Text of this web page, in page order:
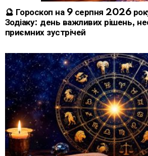
🔮 Гороскоп на 9 серпня 2026
Зодіаку: день важливих рішень,
приємних зустрічей